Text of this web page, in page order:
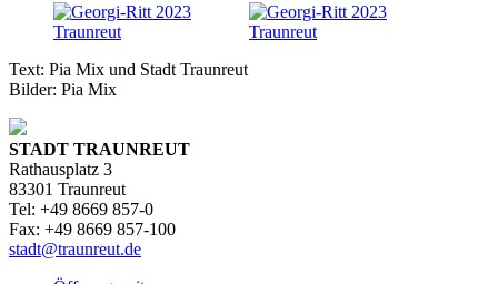
Text: Pia Mix und Stadt Traunreut
Bilder: Pia Mix
STADT TRAUNREUT
Rathausplatz 3
83301 Traunreut
Tel: +49 8669 857-0
Fax: +49 8669 857-100
stadt@traunreut.de